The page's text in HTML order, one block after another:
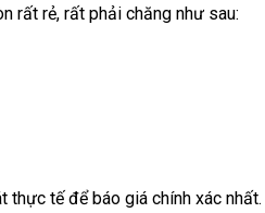
rất rẻ, rất phải chăng như sau:
tế để báo giá chính xác nhất.